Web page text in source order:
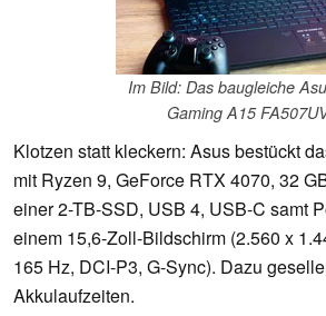
Im Bild: Das baugleiche
Gaming A15
Klotzen statt kleckern: Asus bestückt
mit Ryzen 9, GeForce RTX 4070, 32
einer 2-TB-SSD, USB 4, USB-C samt
einem 15,6-Zoll-Bildschirm (2.560 x
165 Hz, DCI-P3, G-Sync). Dazu
Akkulaufzeiten.